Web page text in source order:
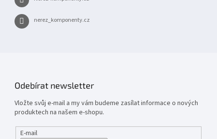
nerez_komponenty.cz
Odebírat newsletter
Vložte svůj e-mail a my vám budeme zasílat informace o nových
produktech na našem e-shopu.
E-mail